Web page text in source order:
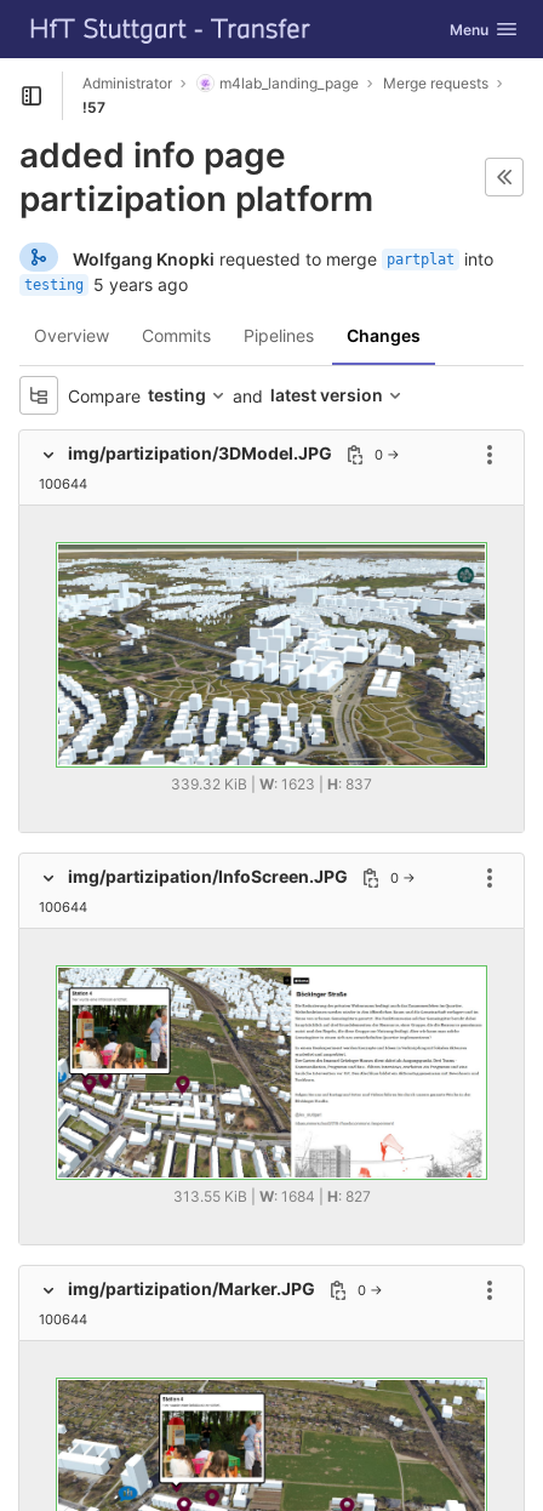
Skip to content
GitLab Toggle
Menu
Open sidebar
Administrator m4lab_landing_page
Merge requests
!57
added info page
partizipation platform
Wolfgang Knopki requested to merge partplat into
testing 5 years ago
Overview Commits Pipelines Changes
Compare testing and latest version
img/partizipation/3DModel.JPG
0 →
100644
339.32 KiB | W: 1623 | H: 837
img/partizipation/InfoScreen.JPG
0 →
100644
313.55 KiB | W: 1684 | H: 827
img/partizipation/Marker.JPG
0 →
100644